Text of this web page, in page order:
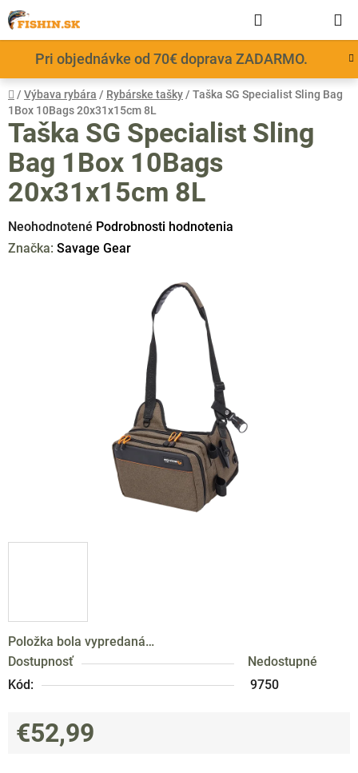
Prejsť
na
obsah
Pri objednávke od 70€ doprava ZADARMO.
KOŠÍK
Domov
/ Výbava rybára / Rybárske tašky / Taška SG Specialist Sling Bag
1Box 10Bags 20x31x15cm 8L
Položka bola vypredaná…
Dostupnosť
Nedostupné
Kód:
9750
€52,99
Taška SG Specialist Sling
Bag 1Box 10Bags
20x31x15cm 8L
Priemerné
hodnotenie
Neohodnotené Podrobnosti hodnotenia
Značka: Savage Gear